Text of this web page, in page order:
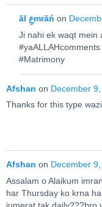
ãl عِmrãń on
Ji nahi ek waqt mein
#Matrimony
Afshan on December
Thanks for this type
Afshan on December
Assalam o Alaikum
har Thursday ko krna